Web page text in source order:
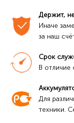
Держит,
Иначе
за наш
Срок
В отличие
Для
техники.